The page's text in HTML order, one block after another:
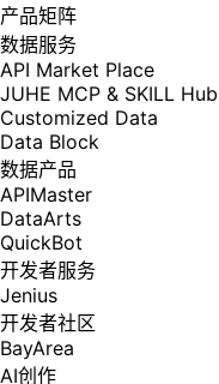
产品矩阵
数据服务
API Market Place
JUHE MCP & SKILL Hub
Customized Data
Data Block
数据产品
APIMaster
DataArts
QuickBot
开发者服务
Jenius
开发者社区
BayArea
AI创作